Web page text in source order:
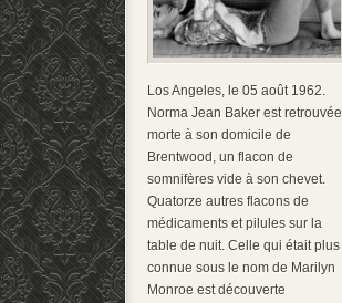
Los Angeles, le 05 août 1962.
Norma Jean Baker est retrouvée
morte à son domicile de
Brentwood, un flacon de
somnifères vide à son chevet.
Quatorze autres flacons de
médicaments et pilules sur la
table de nuit. Celle qui était plus
connue sous le nom de Marilyn
Monroe est découverte